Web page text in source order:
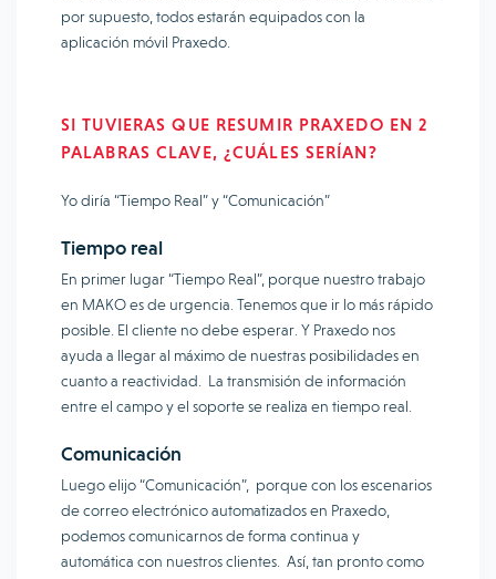
por supuesto, todos estarán equipados con la
aplicación móvil Praxedo.
SI TUVIERAS QUE RESUMIR PRAXEDO EN 2
PALABRAS CLAVE, ¿CUÁLES SERÍAN?
Yo diría “Tiempo Real” y “Comunicación”
Tiempo real
En primer lugar “Tiempo Real”, porque nuestro trabajo
en MAKO es de urgencia. Tenemos que ir lo más rápido
posible. El cliente no debe esperar. Y Praxedo nos
ayuda a llegar al máximo de nuestras posibilidades en
cuanto a reactividad. La transmisión de información
entre el campo y el soporte se realiza en tiempo real.
Comunicación
Luego elijo “Comunicación”, porque con los escenarios
de correo electrónico automatizados en Praxedo,
podemos comunicarnos de forma continua y
automática con nuestros clientes. Así, tan pronto como